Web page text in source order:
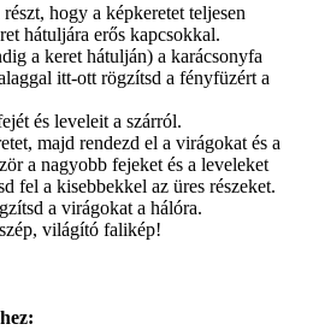
hogy a képkeretet teljesen
hátuljára erős kapcsokkal.
a keret hátulján) a karácsonyfa
itt-ott rögzítsd a fényfüzért a
és leveleit a szárról.
majd rendezd el a virágokat és a
a nagyobb fejeket és a leveleket
fel a kisebbekkel az üres részeket.
a virágokat a hálóra.
világító falikép!